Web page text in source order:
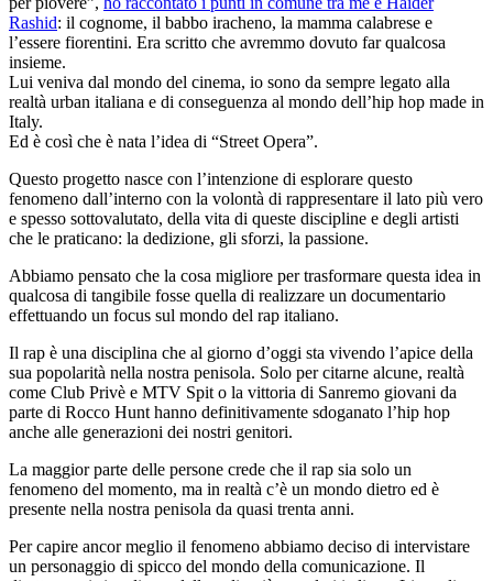
Rashid: il cognome, il babbo iracheno, la mamma calabrese e
l’essere fiorentini. Era scritto che avremmo dovuto far qualcosa
insieme.
Lui veniva dal mondo del cinema, io sono da sempre legato alla
realtà urban italiana e di conseguenza al mondo dell’hip hop made in
Italy.
Ed è così che è nata l’idea di “Street Opera”.
Questo progetto nasce con l’intenzione di esplorare questo
fenomeno dall’interno con la volontà di rappresentare il lato più vero
e spesso sottovalutato, della vita di queste discipline e degli artisti
che le praticano: la dedizione, gli sforzi, la passione.
Abbiamo pensato che la cosa migliore per trasformare questa idea in
qualcosa di tangibile fosse quella di realizzare un documentario
effettuando un focus sul mondo del rap italiano.
Il rap è una disciplina che al giorno d’oggi sta vivendo l’apice della
sua popolarità nella nostra penisola. Solo per citarne alcune, realtà
come Club Privè e MTV Spit o la vittoria di Sanremo giovani da
parte di Rocco Hunt hanno definitivamente sdoganato l’hip hop
anche alle generazioni dei nostri genitori.
La maggior parte delle persone crede che il rap sia solo un
fenomeno del momento, ma in realtà c’è un mondo dietro ed è
presente nella nostra penisola da quasi trenta anni.
Per capire ancor meglio il fenomeno abbiamo deciso di intervistare
un personaggio di spicco del mondo della comunicazione. Il